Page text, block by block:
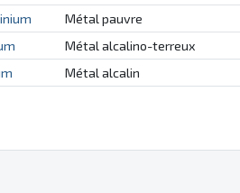
Métal pauvre
Métal alcalino-terreux
Métal alcalin